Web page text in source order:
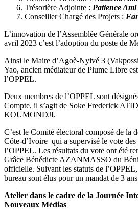
Trésorière Adjointe : Patience
Conseiller Chargé des Projets :
L’innovation de l’Assemblée Générale
avril 2023 c’est l’adoption du poste de
Ainsi le Maire d’Agoè-Nyivé 3
Yao, ancien médiateur de Plume Libre
l’OPPEL.
Deux membres de l’OPPEL sont
Compte, il s’agit de Soke Frederick
KOUMONDJI.
C’est le Comité électoral composé de la
Côte-d’Ivoire qui a supervisé le vote des
l’OPPEL. Les résultats du vote ont été
Grâce Bénédicte AZANMASSO du
officielle. Suivant les statuts de
bureau sont élus pour un mandat de 3
Atelier dans le cadre de la Journée
Nouveaux Médias